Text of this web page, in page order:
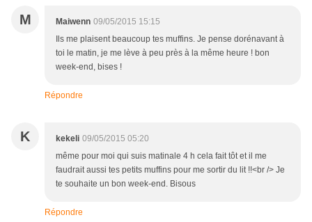
M Maiwenn 09/05/2015 15:15
Ils me plaisent beaucoup tes muffins. Je pense dorénavant à
toi le matin, je me lève à peu près à la même heure ! bon
week-end, bises !
Répondre
K kekeli 09/05/2015 05:20
même pour moi qui suis matinale 4 h cela fait tôt et il me
faudrait aussi tes petits muffins pour me sortir du lit !!<br /> Je
te souhaite un bon week-end. Bisous
Répondre